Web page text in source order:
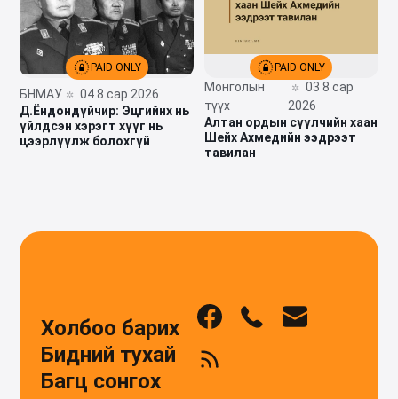
PAID ONLY
БНМАУ
04 8 сар 2026
Д.Ёндондүйчир: Эцгийнх нь
үйлдсэн хэрэгт хүүг нь
цээрлүүлж болохгүй
PAID ONLY
Монголын
түүх
03 8 сар
2026
Алтан ордын сүүлчийн хаан
Шейх Ахмедийн ээдрээт
тавилан
Холбоо барих
Бидний тухай
Багц сонгох